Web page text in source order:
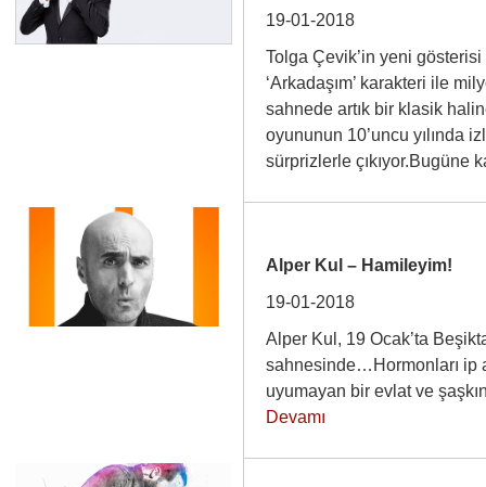
19-01-2018
Tolga Çevik’in yeni gösterisi
‘Arkadaşım’ karakteri ile
sahnede artık bir klasik
oyununun 10’uncu yılında
sürprizlerle
Alper Kul – Hamileyim!
19-01-2018
Alper Kul, 19 Ocak’ta
sahnesinde…Hormonları ip
uyumayan bir evlat ve
Devamı